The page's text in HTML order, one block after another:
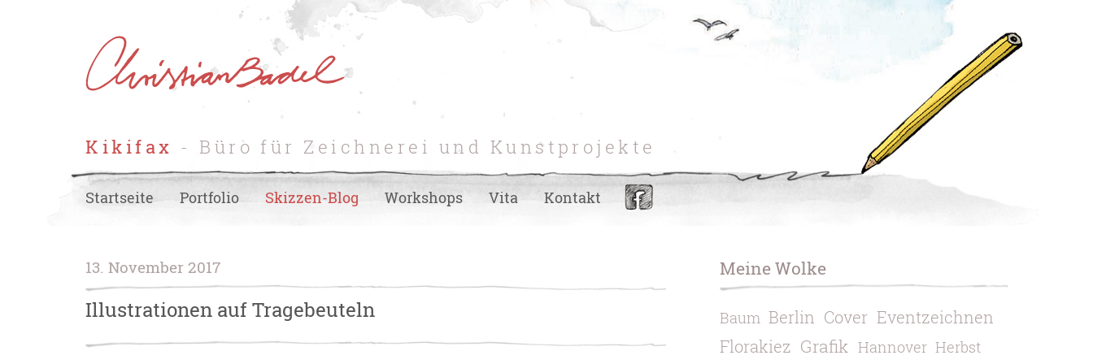
Kikifax - Büro für Zeichnerei und Kunstprojekte
Startseite Portfolio Skizzen-Blog Workshops Vita Kontakt
13. November 2017
Illustrationen auf Tragebeuteln
Meine Wolke
Baum Berlin Cover Eventzeichnen
Florakiez Grafik Hannover Herbst